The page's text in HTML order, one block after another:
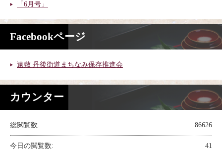
「6月号」
Facebookページ
遠敷 丹後街道まちなみ保存推進会
カウンター
86626
総閲覧数:
41
今日の閲覧数: